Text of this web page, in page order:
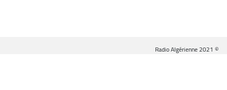
© Radio Algérienne 2021